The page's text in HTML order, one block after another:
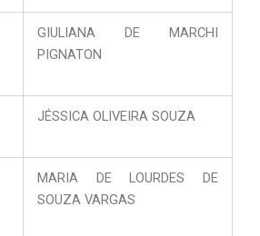
GIULIANA DE MARCHI
PIGNATON
JÉSSICA OLIVEIRA SOUZA
MARIA DE LOURDES DE
SOUZA VARGAS